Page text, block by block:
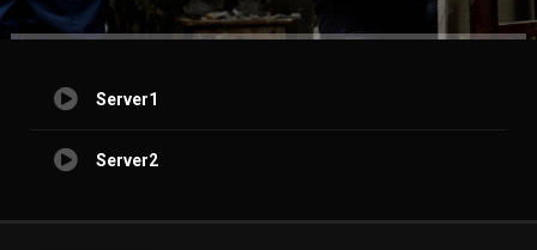
Server1
Server2